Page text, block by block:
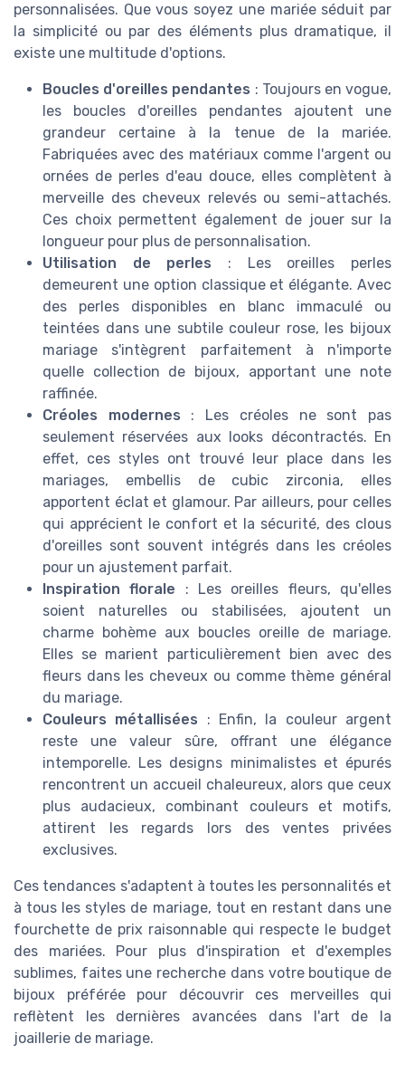
personnalisées. Que vous soyez une mariée séduit par
la simplicité ou par des éléments plus dramatique, il
existe une multitude d'options.
Boucles d'oreilles pendantes : Toujours en vogue,
les boucles d'oreilles pendantes ajoutent une
grandeur certaine à la tenue de la mariée.
Fabriquées avec des matériaux comme l'argent ou
ornées de perles d'eau douce, elles complètent à
merveille des cheveux relevés ou semi-attachés.
Ces choix permettent également de jouer sur la
longueur pour plus de personnalisation.
Utilisation de perles : Les oreilles perles
demeurent une option classique et élégante. Avec
des perles disponibles en blanc immaculé ou
teintées dans une subtile couleur rose, les bijoux
mariage s'intègrent parfaitement à n'importe
quelle collection de bijoux, apportant une note
raffinée.
Créoles modernes : Les créoles ne sont pas
seulement réservées aux looks décontractés. En
effet, ces styles ont trouvé leur place dans les
mariages, embellis de cubic zirconia, elles
apportent éclat et glamour. Par ailleurs, pour celles
qui apprécient le confort et la sécurité, des clous
d'oreilles sont souvent intégrés dans les créoles
pour un ajustement parfait.
Inspiration florale : Les oreilles fleurs, qu'elles
soient naturelles ou stabilisées, ajoutent un
charme bohème aux boucles oreille de mariage.
Elles se marient particulièrement bien avec des
fleurs dans les cheveux ou comme thème général
du mariage.
Couleurs métallisées : Enfin, la couleur argent
reste une valeur sûre, offrant une élégance
intemporelle. Les designs minimalistes et épurés
rencontrent un accueil chaleureux, alors que ceux
plus audacieux, combinant couleurs et motifs,
attirent les regards lors des ventes privées
exclusives.
Ces tendances s'adaptent à toutes les personnalités et
à tous les styles de mariage, tout en restant dans une
fourchette de prix raisonnable qui respecte le budget
des mariées. Pour plus d'inspiration et d'exemples
sublimes, faites une recherche dans votre boutique de
bijoux préférée pour découvrir ces merveilles qui
reflètent les dernières avancées dans l'art de la
joaillerie de mariage.